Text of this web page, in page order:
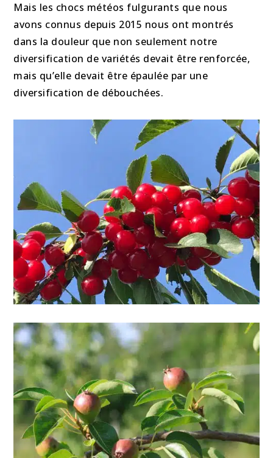
Mais les chocs météos fulgurants que nous
avons connus depuis 2015 nous ont montrés
dans la douleur que non seulement notre
diversification de variétés devait être renforcée,
mais qu’elle devait être épaulée par une
diversification de débouchées.